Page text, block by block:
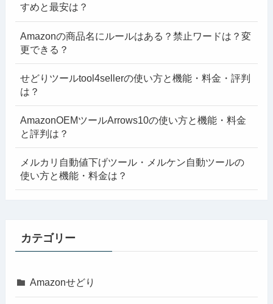
すめと最安は？
Amazonの商品名にルールはある？禁止ワードは？変
更できる？
せどりツールtool4sellerの使い方と機能・料金・評判
は？
AmazonOEMツールArrows10の使い方と機能・料金
と評判は？
メルカリ自動値下げツール・メルケン自動ツールの
使い方と機能・料金は？
カテゴリー
Amazonせどり